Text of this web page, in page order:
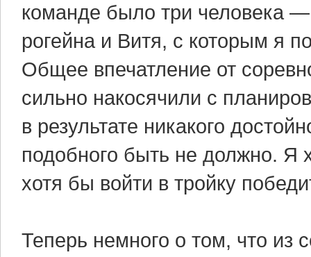
команде было три человека
рогейна и Витя, с которым я
Общее впечатление от
сильно накосячили с
в результате никакого
подобного быть не должно. Я
хотя бы войти в тройку
Теперь немного о том, что из